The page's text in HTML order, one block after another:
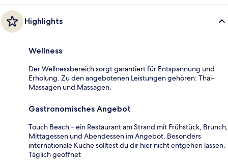
Highlights
Wellness
Der Wellnessbereich sorgt garantiert für Entspannung und
Erholung. Zu den angebotenen Leistungen gehören: Thai-
Massagen und Massagen.
Gastronomisches Angebot
Touch Beach – ein Restaurant am Strand mit Frühstück, Brunch,
Mittagessen und Abendessen im Angebot. Besonders
internationale Küche solltest du dir hier nicht entgehen lassen.
Täglich geöffnet